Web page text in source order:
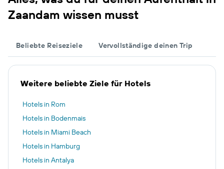
Zaandam wissen musst
Beliebte Reiseziele Vervollständige deinen Trip
Weitere beliebte Ziele für Hotels
Hotels in Rom
Hotels in Bodenmais
Hotels in Miami Beach
Hotels in Hamburg
Hotels in Antalya